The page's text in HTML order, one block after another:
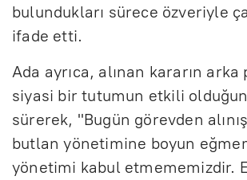
bulundukları sürece özveriyle
ifade etti.
Ada ayrıca, alınan kararın arka
siyasi bir tutumun etkili
sürerek, "Bugün görevden
butlan yönetimine boyun
yönetimi kabul etmememizdir.